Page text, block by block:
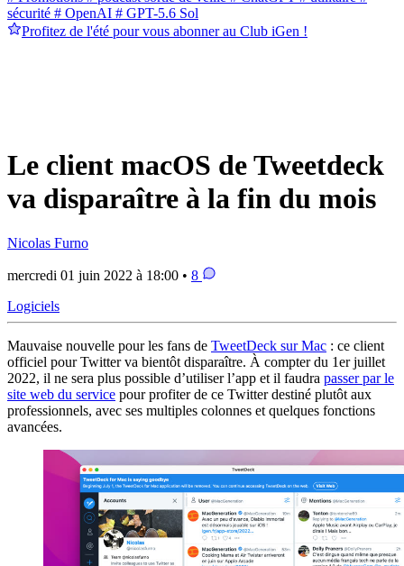
sécurité # OpenAI # GPT-5.6 Sol
Profitez de l'été pour vous abonner au Club iGen !
Le client macOS de Tweetdeck
va disparaître à la fin du mois
Nicolas Furno
mercredi 01 juin 2022 à 18:00 • 8
Logiciels
Mauvaise nouvelle pour les fans de TweetDeck sur Mac : ce client
officiel pour Twitter va bientôt disparaître. À compter du 1er juillet
2022, il ne sera plus possible d’utiliser l’app et il faudra passer par le
site web du service pour profiter de ce Twitter destiné plutôt aux
professionnels, avec ses multiples colonnes et quelques fonctions
avancées.